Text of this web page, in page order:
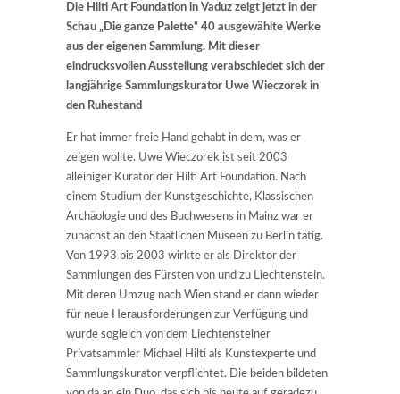
Die Hilti Art Foundation in Vaduz zeigt jetzt in der
Schau „Die ganze Palette“ 40 ausgewählte Werke
aus der eigenen Sammlung. Mit dieser
eindrucksvollen Ausstellung verabschiedet sich der
langjährige Sammlungskurator Uwe Wieczorek in
den Ruhestand
Er hat immer freie Hand gehabt in dem, was er
zeigen wollte. Uwe Wieczorek ist seit 2003
alleiniger Kurator der Hilti Art Foundation. Nach
einem Studium der Kunstgeschichte, Klassischen
Archäologie und des Buchwesens in Mainz war er
zunächst an den Staatlichen Museen zu Berlin tätig.
Von 1993 bis 2003 wirkte er als Direktor der
Sammlungen des Fürsten von und zu Liechtenstein.
Mit deren Umzug nach Wien stand er dann wieder
für neue Herausforderungen zur Verfügung und
wurde sogleich von dem Liechtensteiner
Privatsammler Michael Hilti als Kunstexperte und
Sammlungskurator verpflichtet. Die beiden bildeten